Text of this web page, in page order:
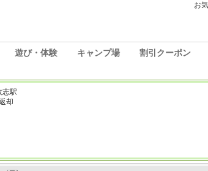
お
遊び・体験 キャンプ場 割引クーポン
志駅
却